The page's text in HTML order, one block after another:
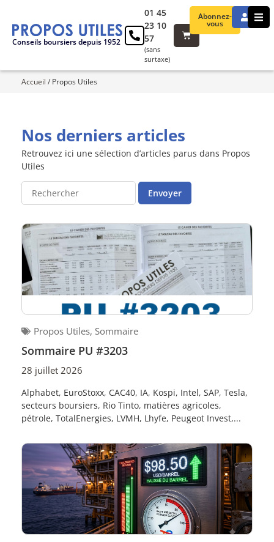
Conseils boursiers depuis 1952
Abonnez-
vous
01 45
23 10
57
(sans
surtaxe)
Accueil / Propos Utiles
Nos derniers articles
Retrouvez ici une sélection d’articles parus dans Propos
Utiles
Propos Utiles, Sommaire
Sommaire PU #3203
28 juillet 2026
Alphabet, EuroStoxx, CAC40, IA, Kospi, Intel, SAP, Tesla,
secteurs boursiers, Rio Tinto, matières agricoles,
pétrole, TotalEnergies, LVMH, Lhyfe, Peugeot Invest,...